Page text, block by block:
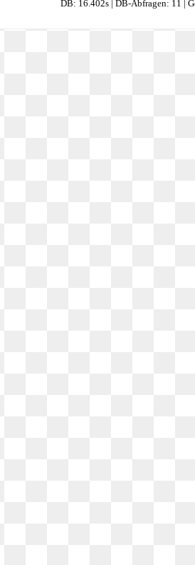
DB: 16.402s | DB-Abfragen: 11 |